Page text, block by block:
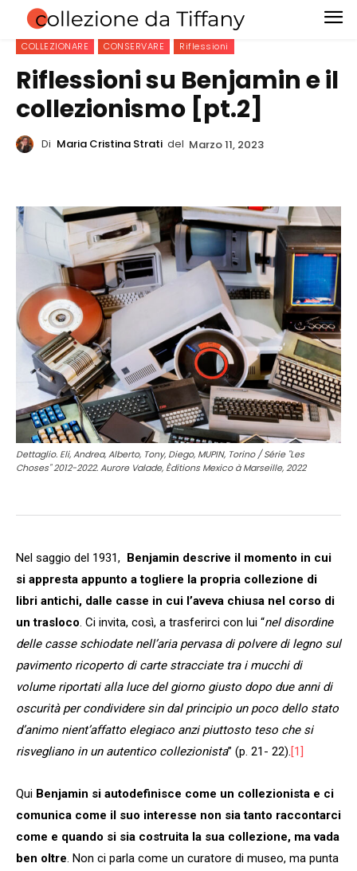
COLLEZIONARE CONSERVARE Riflessioni
Riflessioni su Benjamin e il
collezionismo [pt.2]
Di Maria Cristina Strati del Marzo 11, 2023
Dettaglio. Eli, Andrea, Alberto, Tony, Diego, MUPIN, Torino / Série "Les
Choses" 2012-2022. Aurore Valade, Èditions Mexico à Marseille, 2022
Nel saggio del 1931, Benjamin descrive il momento in cui
si appresta appunto a togliere la propria collezione di
libri antichi, dalle casse in cui l’aveva chiusa nel corso di
un trasloco . Ci invita, così, a trasferirci con lui “nel disordine
delle casse schiodate nell’aria pervasa di polvere di legno sul
pavimento ricoperto di carte stracciate tra i mucchi di
volume riportati alla luce del giorno giusto dopo due anni di
oscurità per condividere sin dal principio un poco dello stato
d’animo nient’affatto elegiaco anzi piuttosto teso che si
risvegliano in un autentico collezionista” (p. 21- 22). [1]
Qui Benjamin si autodefinisce come un collezionista e ci
comunica come il suo interesse non sia tanto raccontarci
come e quando si sia costruita la sua collezione, ma vada
ben oltre . Non ci parla come un curatore di museo, ma punta